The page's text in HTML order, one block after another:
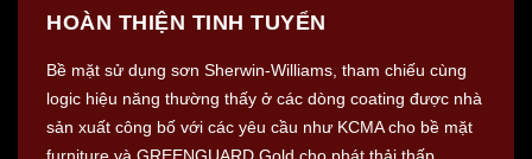
HOÀN THIỆN TINH TUYỂN
Bề mặt sử dụng sơn Sherwin-Williams, tham chiếu cùng
logic hiệu năng thường thấy ở các dòng coating được nhà
sản xuất công bố với các yêu cầu như KCMA cho bề mặt